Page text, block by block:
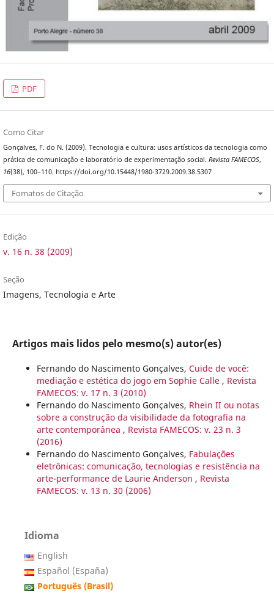
PDF
Como Citar
Gonçalves, F. do N. (2009). Tecnologia e cultura: usos artísticos da tecnologia como
prática de comunicação e laboratório de experimentação social. Revista FAMECOS,
16(38), 100–110. https://doi.org/10.15448/1980-3729.2009.38.5307
Fomatos de Citação
Edição
v. 16 n. 38 (2009)
Seção
Imagens, Tecnologia e Arte
Artigos mais lidos pelo mesmo(s) autor(es)
Fernando do Nascimento Gonçalves, Cuide de você:
mediação e estética do jogo em Sophie Calle , Revista
FAMECOS: v. 17 n. 3 (2010)
Fernando do Nascimento Gonçalves, Rhein II ou notas
sobre a construção da visibilidade da fotografia na
arte contemporânea , Revista FAMECOS: v. 23 n. 3
(2016)
Fernando do Nascimento Gonçalves, Fabulações
eletrônicas: comunicação, tecnologias e resistência na
arte-performance de Laurie Anderson , Revista
FAMECOS: v. 13 n. 30 (2006)
Idioma
English
Español (España)
Português (Brasil)